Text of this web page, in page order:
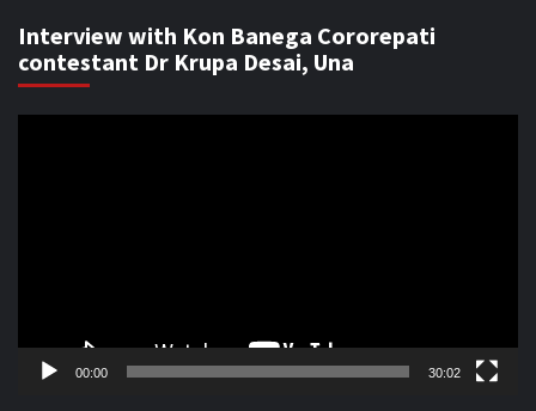
Interview with Kon Banega Cororepati
contestant Dr Krupa Desai, Una
00:00 30:02